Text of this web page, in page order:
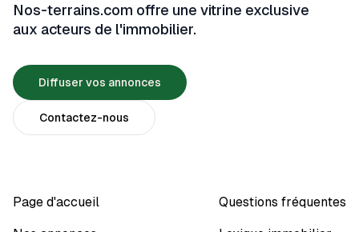
Nos-terrains.com offre une vitrine exclusive
aux acteurs de l'immobilier.
Diffuser vos annonces
Contactez-nous
Page d'accueil Questions fréquentes